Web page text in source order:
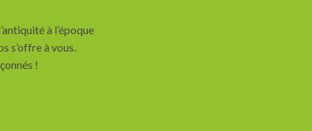
à l’époque
s’offre à vous.
!